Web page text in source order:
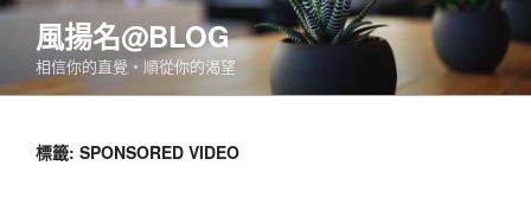
跳
要
風揚名@BLOG
相信你的直覺‧順從你的渴望
標籤: SPONSORED VIDEO